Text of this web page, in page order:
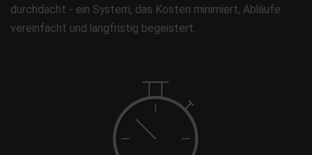
durchdacht - ein System, das Kosten minimiert, Abläufe
vereinfacht und langfristig begeistert.